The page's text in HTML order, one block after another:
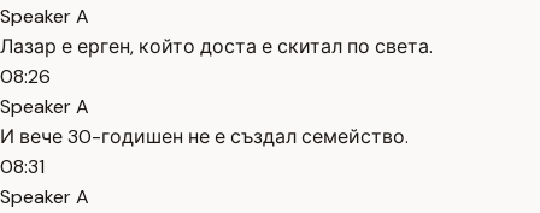
Speaker A
Лазар е ерген, който доста е скитал по света.
08:26
Speaker A
И вече 30-годишен не е създал семейство.
08:31
Speaker A